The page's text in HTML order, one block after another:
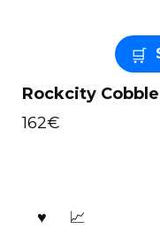
Rockcity
162€